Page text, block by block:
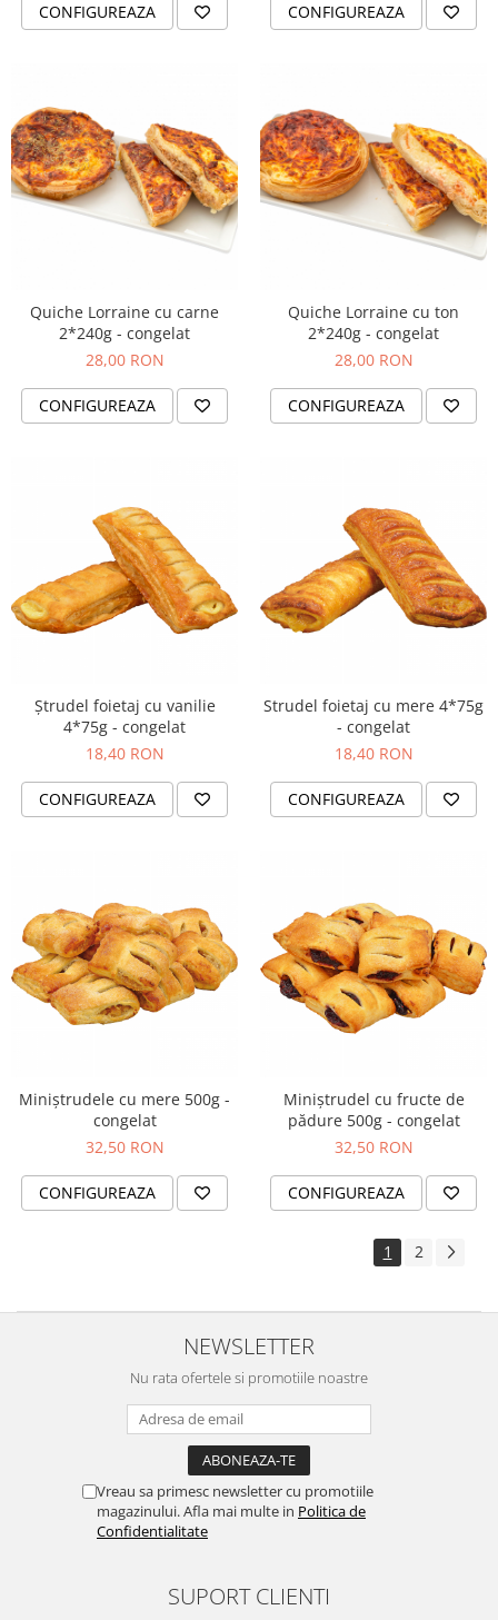
CONFIGUREAZA CONFIGUREAZA
Quiche Lorraine cu carne
2*240g - congelat
28,00 RON
CONFIGUREAZA
Quiche Lorraine cu ton
2*240g - congelat
28,00 RON
CONFIGUREAZA
Ștrudel foietaj cu vanilie
4*75g - congelat
18,40 RON
CONFIGUREAZA
Strudel foietaj cu mere 4*75g
- congelat
18,40 RON
CONFIGUREAZA
Miniștrudele cu mere 500g -
congelat
32,50 RON
CONFIGUREAZA
Miniștrudel cu fructe de
pădure 500g - congelat
32,50 RON
CONFIGUREAZA
1 2
NEWSLETTER
Nu rata ofertele si promotiile noastre
Vreau sa primesc newsletter cu promotiile
magazinului. Afla mai multe in Politica de
Confidentialitate
SUPORT CLIENTI